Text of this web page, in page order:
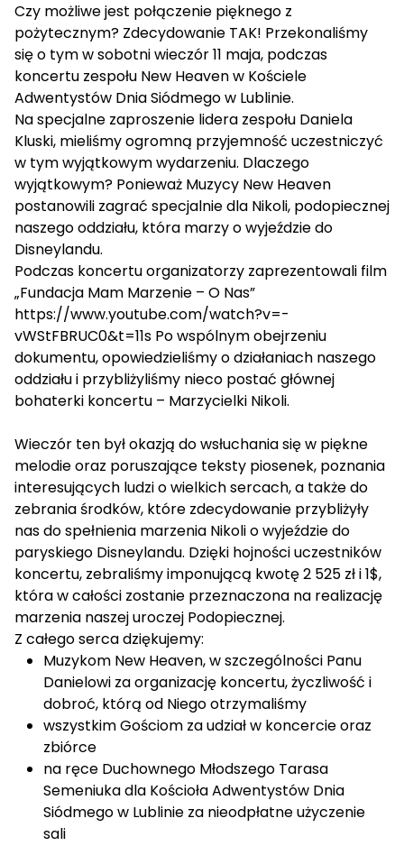
Czy możliwe jest połączenie pięknego z
pożytecznym? Zdecydowanie TAK! Przekonaliśmy
się o tym w sobotni wieczór 11 maja, podczas
koncertu zespołu New Heaven w Kościele
Adwentystów Dnia Siódmego w Lublinie.
Na specjalne zaproszenie lidera zespołu Daniela
Kluski, mieliśmy ogromną przyjemność uczestniczyć
w tym wyjątkowym wydarzeniu. Dlaczego
wyjątkowym? Ponieważ Muzycy New Heaven
postanowili zagrać specjalnie dla Nikoli, podopiecznej
naszego oddziału, która marzy o wyjeździe do
Disneylandu.
Podczas koncertu organizatorzy zaprezentowali film
„Fundacja Mam Marzenie – O Nas”
https://www.youtube.com/watch?v=-
vWStFBRUC0&t=11s Po wspólnym obejrzeniu
dokumentu, opowiedzieliśmy o działaniach naszego
oddziału i przybliżyliśmy nieco postać głównej
bohaterki koncertu – Marzycielki Nikoli.
Wieczór ten był okazją do wsłuchania się w piękne
melodie oraz poruszające teksty piosenek, poznania
interesujących ludzi o wielkich sercach, a także do
zebrania środków, które zdecydowanie przybliżyły
nas do spełnienia marzenia Nikoli o wyjeździe do
paryskiego Disneylandu. Dzięki hojności uczestników
koncertu, zebraliśmy imponującą kwotę 2 525 zł i 1$,
która w całości zostanie przeznaczona na realizację
marzenia naszej uroczej Podopiecznej.
Z całego serca dziękujemy:
Muzykom New Heaven, w szczególności Panu
Danielowi za organizację koncertu, życzliwość i
dobroć, którą od Niego otrzymaliśmy
wszystkim Gościom za udział w koncercie oraz
zbiórce
na ręce Duchownego Młodszego Tarasa
Semeniuka dla Kościoła Adwentystów Dnia
Siódmego w Lublinie za nieodpłatne użyczenie
sali